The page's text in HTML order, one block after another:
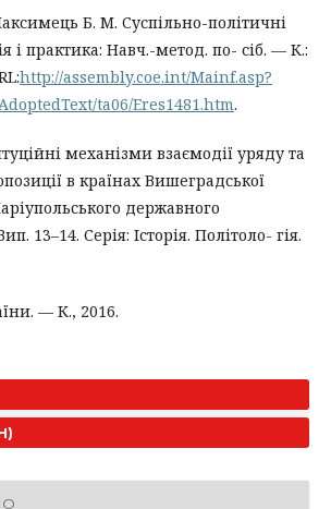
Б. М. Суспільно-політичні
і практика: Навч.-метод. по- сіб. — К.:
http://assembly.coe.int/Mainf.asp?
ta06/Eres1481.htm.
механізми взаємодії уряду та
в країнах Вишеградської
державного
13–14. Серія: Історія. Політоло- гія.
— К., 2016.